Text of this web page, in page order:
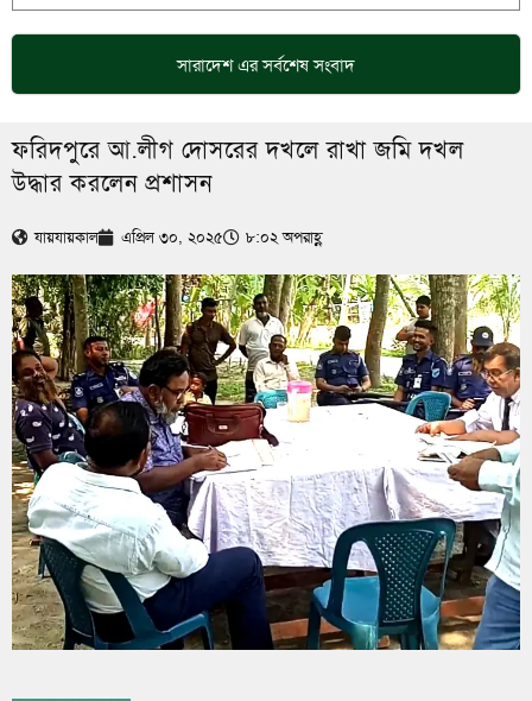
সারাদেশএর সর্বশেষ সংবাদ
ফরিদপুরে আ.লীগ দোসরের দখলে রাখা জমি দখল
উদ্ধার করলেন প্রশাসন
যায়যায়কাল এপ্রিল ৩০, ২০২৫ ৮:০২ অপরাহ্ণ